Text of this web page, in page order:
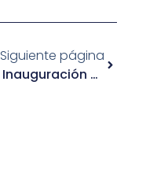
Siguiente página
Alcaldesa Carola Rivero Encabeza Inauguración De Centro De Atención A Víctimas De Delitos